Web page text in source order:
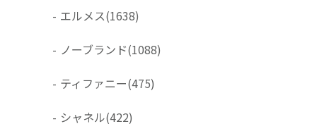
- エルメス(1638)
- ノーブランド(1088)
- ティファニー(475)
- シャネル(422)